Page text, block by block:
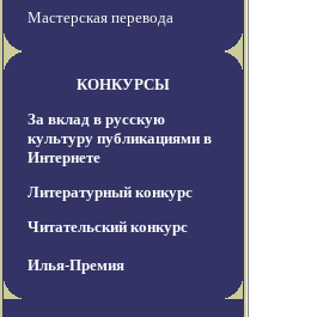
Мастерская перевода
КОНКУРСЫ
За вклад в русскую
культуру публикациями в
Интернете
Литературный конкурс
Читательский конкурс
Илья-Премия